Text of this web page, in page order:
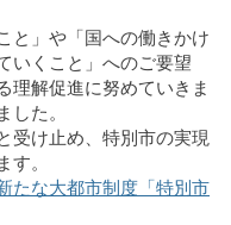
と」や「国への働きかけ
いくこと」へのご要望
理解促進に努めていきま
た。
受け止め、特別市の実現
。
たな大都市制度「特別市